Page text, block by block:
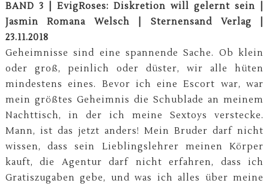
BAND 3 | EvigRoses: Diskretion will gelernt sein |
Jasmin Romana Welsch | Sternensand Verlag |
23.11.2018
Geheimnisse sind eine spannende Sache. Ob klein
oder groß, peinlich oder düster, wir alle hüten
mindestens eines. Bevor ich eine Escort war, war
mein größtes Geheimnis die Schublade an meinem
Nachttisch, in der ich meine Sextoys verstecke.
Mann, ist das jetzt anders! Mein Bruder darf nicht
wissen, dass sein Lieblingslehrer meinen Körper
kauft, die Agentur darf nicht erfahren, dass ich
Gratiszugaben gebe, und was ich alles über meine